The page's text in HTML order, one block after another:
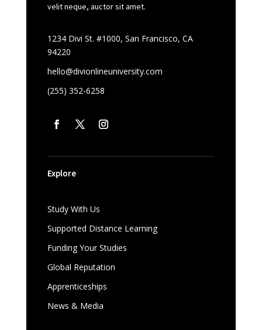
velit neque, auctor sit amet.
1234 Divi St. #1000, San Francisco, CA
94220
hello@divionlineuniversity.com
(255) 352-6258
Explore
Study With Us
Supported Distance Learning
Funding Your Studies
Global Reputation
Apprenticeships
News & Media